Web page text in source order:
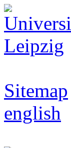
Sitemap
english